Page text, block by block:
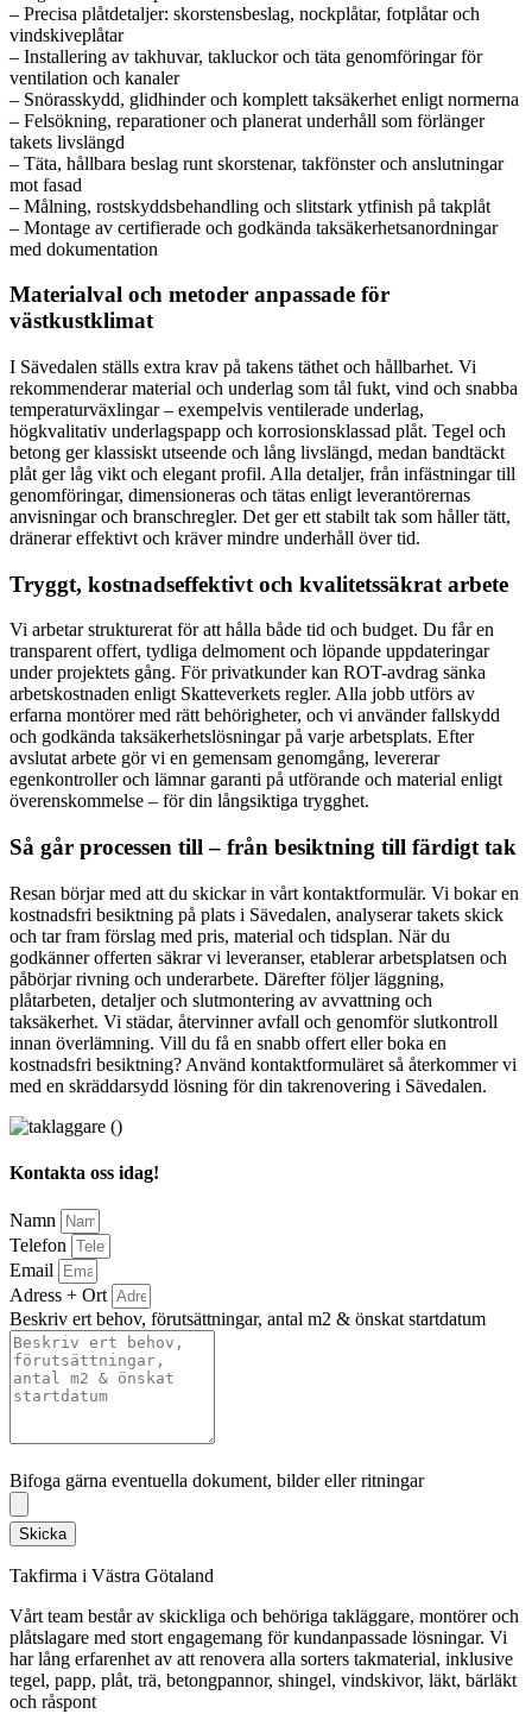
– Precisa plåtdetaljer: skorstensbeslag, nockplåtar, fotplåtar och
vindskiveplåtar
– Installering av takhuvar, takluckor och täta genomföringar för
ventilation och kanaler
– Snörasskydd, glidhinder och komplett taksäkerhet enligt normerna
– Felsökning, reparationer och planerat underhåll som förlänger
takets livslängd
– Täta, hållbara beslag runt skorstenar, takfönster och anslutningar
mot fasad
– Målning, rostskyddsbehandling och slitstark ytfinish på takplåt
– Montage av certifierade och godkända taksäkerhetsanordningar
med dokumentation
Materialval och metoder anpassade för
västkustklimat
I Sävedalen ställs extra krav på takens täthet och hållbarhet. Vi
rekommenderar material och underlag som tål fukt, vind och snabba
temperaturväxlingar – exempelvis ventilerade underlag,
högkvalitativ underlagspapp och korrosionsklassad plåt. Tegel och
betong ger klassiskt utseende och lång livslängd, medan bandtäckt
plåt ger låg vikt och elegant profil. Alla detaljer, från infästningar till
genomföringar, dimensioneras och tätas enligt leverantörernas
anvisningar och branschregler. Det ger ett stabilt tak som håller tätt,
dränerar effektivt och kräver mindre underhåll över tid.
Tryggt, kostnadseffektivt och kvalitetssäkrat arbete
Vi arbetar strukturerat för att hålla både tid och budget. Du får en
transparent offert, tydliga delmoment och löpande uppdateringar
under projektets gång. För privatkunder kan ROT-avdrag sänka
arbetskostnaden enligt Skatteverkets regler. Alla jobb utförs av
erfarna montörer med rätt behörigheter, och vi använder fallskydd
och godkända taksäkerhetslösningar på varje arbetsplats. Efter
avslutat arbete gör vi en gemensam genomgång, levererar
egenkontroller och lämnar garanti på utförande och material enligt
överenskommelse – för din långsiktiga trygghet.
Så går processen till – från besiktning till färdigt tak
Resan börjar med att du skickar in vårt kontaktformulär. Vi bokar en
kostnadsfri besiktning på plats i Sävedalen, analyserar takets skick
och tar fram förslag med pris, material och tidsplan. När du
godkänner offerten säkrar vi leveranser, etablerar arbetsplatsen och
påbörjar rivning och underarbete. Därefter följer läggning,
plåtarbeten, detaljer och slutmontering av avvattning och
taksäkerhet. Vi städar, återvinner avfall och genomför slutkontroll
innan överlämning. Vill du få en snabb offert eller boka en
kostnadsfri besiktning? Använd kontaktformuläret så återkommer vi
med en skräddarsydd lösning för din takrenovering i Sävedalen.
Kontakta oss idag!
Namn
Telefon
Email
Adress + Ort
Beskriv ert behov, förutsättningar, antal m2 & önskat startdatum
Bifoga gärna eventuella dokument, bilder eller ritningar
Skicka
Takfirma i Västra Götaland
Vårt team består av skickliga och behöriga takläggare, montörer och
plåtslagare med stort engagemang för kundanpassade lösningar. Vi
har lång erfarenhet av att renovera alla sorters takmaterial, inklusive
tegel, papp, plåt, trä, betongpannor, shingel, vindskivor, läkt, bärläkt
och råspont